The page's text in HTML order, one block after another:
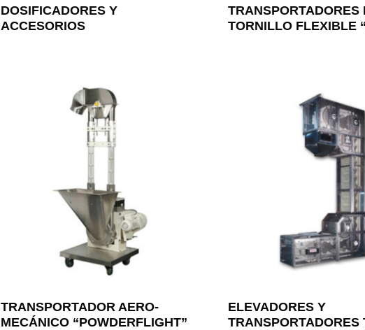
DOSIFICADORES Y
ACCESORIOS
TRANSPORTADORES
TORNILLO FLEXIBLE
TRANSPORTADOR AERO-
MECÁNICO “POWDERFLIGHT”
ELEVADORES Y
TRANSPORTADORES